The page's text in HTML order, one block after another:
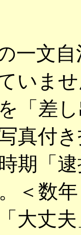
文自
いま
差し
真付
「逮
＜数
丈夫